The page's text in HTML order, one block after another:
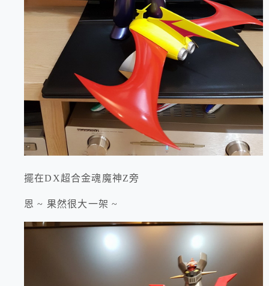
擺在DX超合金魂魔神Z旁
恩 ~ 果然很大一架 ~